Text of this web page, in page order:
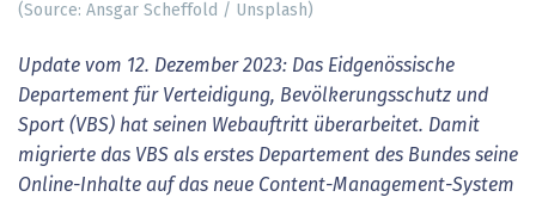
(Source: Ansgar Scheffold / Unsplash)
Update vom 12. Dezember 2023: Das Eidgenössische
Departement für Verteidigung, Bevölkerungsschutz und
Sport (VBS) hat seinen Webauftritt überarbeitet. Damit
migrierte das VBS als erstes Departement des Bundes seine
Online-Inhalte auf das neue Content-Management-System